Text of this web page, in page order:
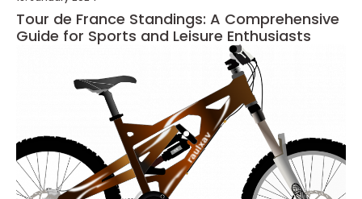
Tour de France Standings: A Comprehensive
Guide for Sports and Leisure Enthusiasts